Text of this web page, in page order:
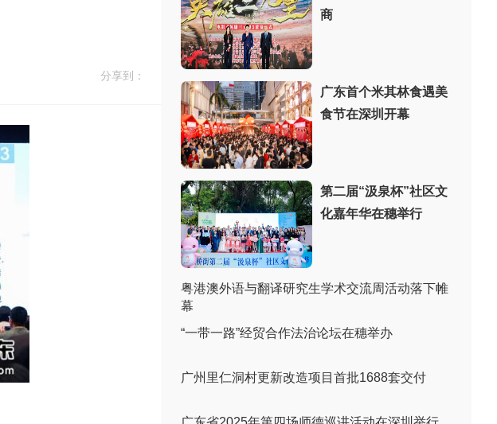
分享到：
商
广东首个米其林食遇美
食节在深圳开幕
第二届“汲泉杯”社区文
化嘉年华在穗举行
粤港澳外语与翻译研究生学术交流周活动落下帷
幕
“一带一路”经贸合作法治论坛在穗举办
广州里仁洞村更新改造项目首批1688套交付